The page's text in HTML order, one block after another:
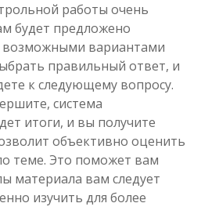
работы очень
будет предложено
возможными вариантами
правильный ответ, и
к следующему вопросу.
система
итоги, и вы получите
объективно оценить
теме. Это поможет вам
материала вам следует
изучить для более